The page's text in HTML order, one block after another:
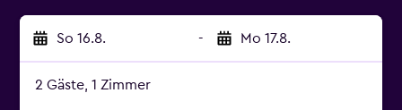
So 16.8. - Mo 17.8.
2 Gäste, 1 Zimmer